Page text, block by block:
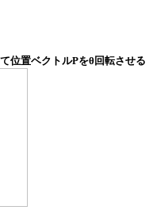
位置ベクトルPをθ回転させる